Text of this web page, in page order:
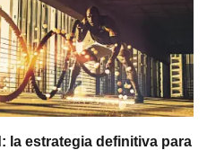
la estrategia definitiva para